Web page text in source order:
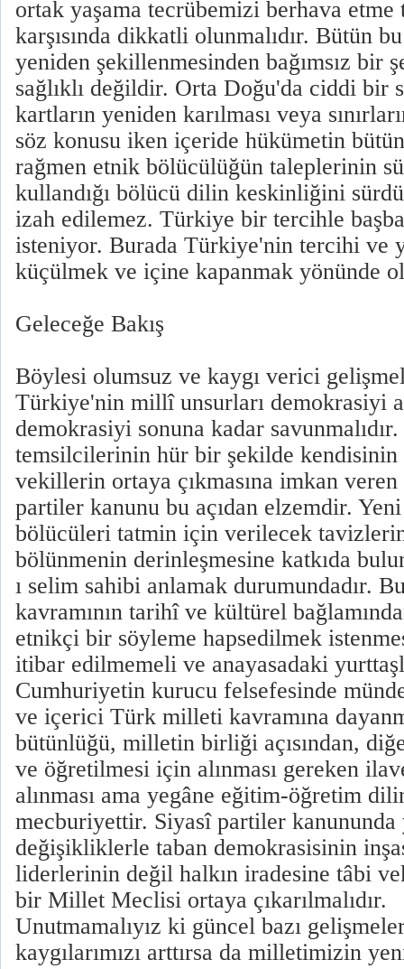
ortak yaşama tecrübemizi berhava etme
karşısında dikkatli olunmalıdır. Bütün
yeniden şekillenmesinden bağımsız bir
sağlıklı değildir. Orta Doğu'da ciddi bir
kartların yeniden karılması veya
söz konusu iken içeride hükümetin
rağmen etnik bölücülüğün taleplerinin
kullandığı bölücü dilin keskinliğini
izah edilemez. Türkiye bir tercihle
isteniyor. Burada Türkiye'nin tercihi ve
küçülmek ve içine kapanmak yönünde
Geleceğe Bakış
Böylesi olumsuz ve kaygı verici
Türkiye'nin millî unsurları demokrasiyi
demokrasiyi sonuna kadar
temsilcilerinin hür bir şekilde
vekillerin ortaya çıkmasına imkan
partiler kanunu bu açıdan elzemdir.
bölücüleri tatmin için verilecek
bölünmenin derinleşmesine katkıda
ı selim sahibi anlamak durumundadır.
kavramının tarihî ve kültürel
etnikçi bir söyleme hapsedilmek
itibar edilmemeli ve anayasadaki
Cumhuriyetin kurucu felsefesinde
ve içerici Türk milleti kavramına
bütünlüğü, milletin birliği açısından,
ve öğretilmesi için alınması gereken
alınması ama yegâne eğitim-öğretim
mecburiyettir. Siyasî partiler kanununda
değişikliklerle taban demokrasisinin
liderlerinin değil halkın iradesine tâbi
bir Millet Meclisi ortaya çıkarılmalıdır.
Unutmamalıyız ki güncel bazı
kaygılarımızı arttırsa da milletimizin